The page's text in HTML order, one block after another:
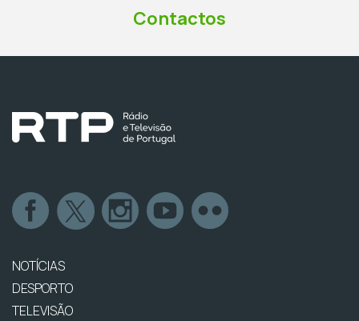
Contactos
NOTÍCIAS
DESPORTO
TELEVISÃO